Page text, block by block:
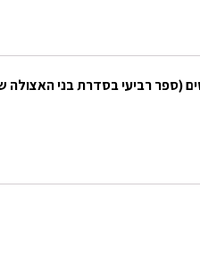
(ספר רביעי בסדרת בני האצולה